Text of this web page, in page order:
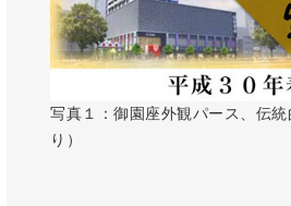
写真１：御園座外観パース、伝
り）